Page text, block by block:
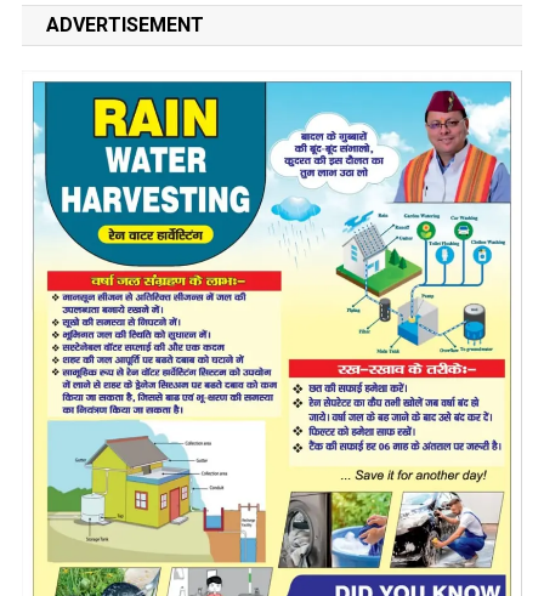
ADVERTISEMENT